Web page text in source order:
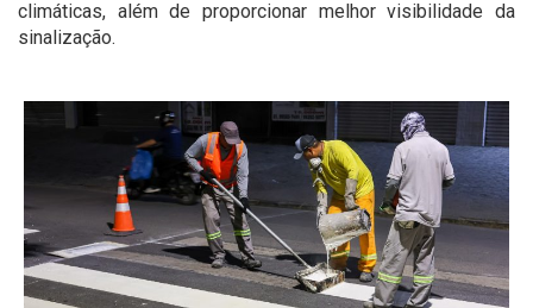
climáticas, além de proporcionar melhor visibilidade da
sinalização.